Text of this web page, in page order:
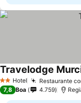
2 Estrelas
Hotel Restaurante
Travelodge
7,8 Boa 4.759